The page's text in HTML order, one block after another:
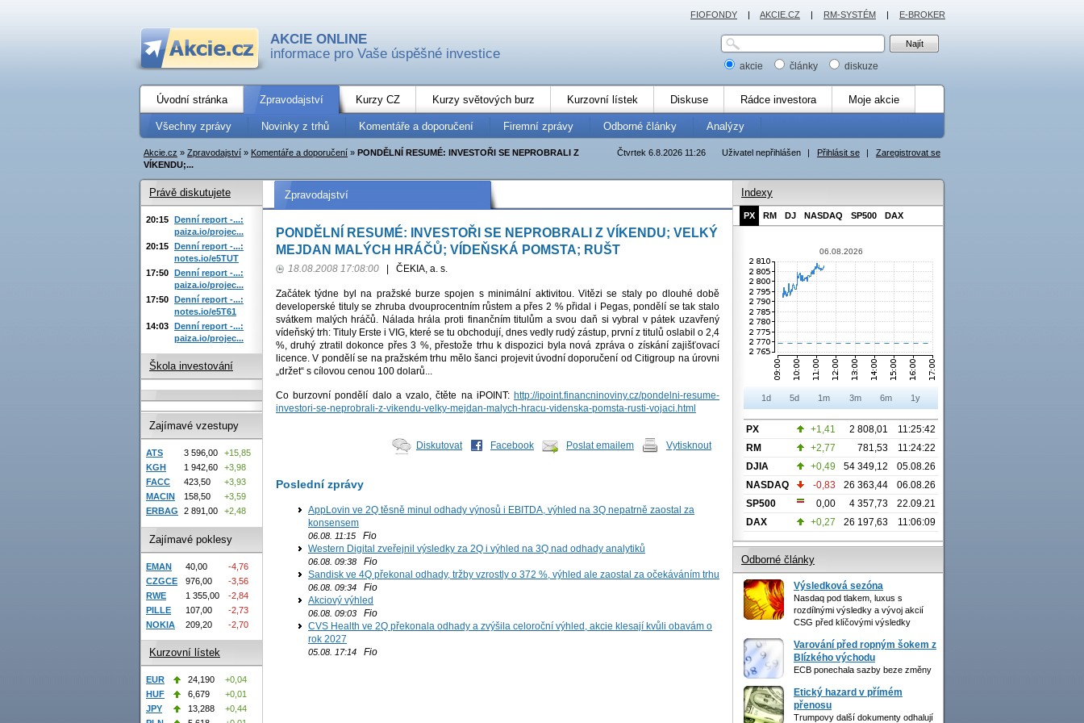
AKCIE ONLINE
informace pro Vaše úspěšné investice
akcie články diskuze
Úvodní stránka Zpravodajství Kurzy CZ Kurzy světových burz Kurzovní lístek Diskuse Rádce investora Moje akcie
Všechny zprávy Novinky z trhů Komentáře a doporučení Firemní zprávy Odborné články Analýzy
Uživatel nepřihlášen | Přihlásit se | Zaregistrovat se
Čtvrtek 6.8.2026 11:26
Akcie.cz » Zpravodajství » Komentáře a doporučení » PONDĚLNÍ RESUMÉ: INVESTOŘI SE NEPROBRALI Z
VÍKENDU;...
Zpravodajství
PONDĚLNÍ RESUMÉ: INVESTOŘI SE NEPROBRALI Z VÍKENDU; VELKÝ
MEJDAN MALÝCH HRÁČŮ; VÍDEŇSKÁ POMSTA; RUŠT
18.08.2008 17:08:00 ČEKIA, a. s.
Začátek týdne byl na pražské burze spojen s minimální aktivitou. Vitězi se staly po dlouhé době
developerské tituly se zhruba dvouprocentním růstem a přes 2 % přidal i Pegas, pondělí se tak stalo
svátkem malých hráčů. Nálada hrála proti finančním titulům a svou daň si vybral v pátek uzavřený
vídeňský trh: Tituly Erste i VIG, které se tu obchodují, dnes vedly rudý zástup, první z titulů oslabil o 2,4
%, druhý ztratil dokonce přes 3 %, přestože trhu k dispozici byla nová zpráva o získání zajišťovací
licence. V pondělí se na pražském trhu mělo šanci projevit úvodní doporučení od Citigroup na úrovni
„držet“ s cílovou cenou 100 dolarů...
Co burzovní pondělí dalo a vzalo, čtěte na iPOINT: http://ipoint.financninoviny.cz/pondelni-resume-
investori-se-neprobrali-z-vikendu-velky-mejdan-malych-hracu-videnska-pomsta-rusti-vojaci.html
Diskutovat Facebook Poslat emailem Vytisknout
Poslední zprávy
AppLovin ve 2Q těsně minul odhady výnosů i EBITDA, výhled na 3Q nepatrně zaostal za
konsensem
06.08. 11:15 Fio
Western Digital zveřejnil výsledky za 2Q i výhled na 3Q nad odhady analytiků
06.08. 09:38 Fio
Sandisk ve 4Q překonal odhady, tržby vzrostly o 372 %, výhled ale zaostal za očekáváním trhu
06.08. 09:34 Fio
Akciový výhled
06.08. 09:03 Fio
CVS Health ve 2Q překonala odhady a zvýšila celoroční výhled, akcie klesají kvůli obavám o
rok 2027
05.08. 17:14 Fio
Právě diskutujete
20:15 Denní report -...:
paiza.io/projec...
20:15 Denní report -...:
notes.io/e5TUT
17:50 Denní report -...:
paiza.io/projec...
17:50 Denní report -...:
notes.io/e5T61
14:03 Denní report -...:
paiza.io/projec...
Škola investování
Zajímavé vzestupy
ATS 3 596,00
+15,85
KGH
1 942,60
+3,98
FACC
423,50
+3,93
MACIN
158,50
+3,59
ERBAG
2 891,00 +2,48
Zajímavé poklesy
EMAN 40,00
-4,76
CZGCE
976,00
-3,56
RWE
1 355,00
-2,84
PILLE
107,00
-2,73
NOKIA
209,20 -2,70
Kurzovní lístek
EUR 24,190
+0,04
HUF
6,679
+0,01
JPY
13,288
+0,44
Indexy
PX RM DJ NASDAQ SP500 DAX
06.08.2026
1d 5d 1m 3m 6m 1y
PX +1,41 2 808,01
11:25:42
RM
+2,77 781,53
11:24:22
DJIA
+0,49 54 349,12
05.08.26
NASDAQ
-0,83 26 363,44
06.08.26
SP500
0,00 4 357,73
22.09.21
DAX
+0,27 26 197,63 11:06:09
Odborné články
Výsledková sezóna
Nasdaq pod tlakem, luxus s
rozdílnými výsledky a vývoj akcií
CSG před klíčovými výsledky
Varování před ropným šokem z
Blízkého východu
ECB ponechala sazby beze změny
Etický hazard v přímém
přenosu
Trumpovy další dokumenty odhalují
FIOFONDY | AKCIE.CZ | RM-SYSTÉM | E-BROKER